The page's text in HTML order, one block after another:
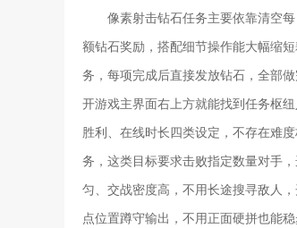
像素射击钻石任务主要依靠清空
额钻石奖励，搭配细节操作能大幅缩
务，每项完成后直接发放钻石，全部
开游戏主界面右上方就能找到任务枢
胜利、在线时长四类设定，不存在难
务，这类目标要求击败指定数量对手
匀、交战密度高，不用长途搜寻敌人
点位置蹲守输出，不用正面硬拼也能